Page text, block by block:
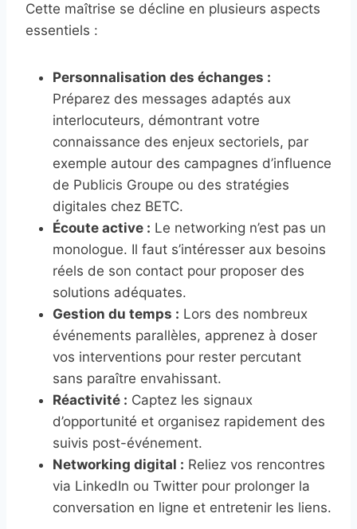
Cette maîtrise se décline en plusieurs aspects
essentiels :
Personnalisation des échanges :
Préparez des messages adaptés aux
interlocuteurs, démontrant votre
connaissance des enjeux sectoriels, par
exemple autour des campagnes d’influence
de Publicis Groupe ou des stratégies
digitales chez BETC.
Écoute active : Le networking n’est pas un
monologue. Il faut s’intéresser aux besoins
réels de son contact pour proposer des
solutions adéquates.
Gestion du temps : Lors des nombreux
événements parallèles, apprenez à doser
vos interventions pour rester percutant
sans paraître envahissant.
Réactivité : Captez les signaux
d’opportunité et organisez rapidement des
suivis post-événement.
Networking digital : Reliez vos rencontres
via LinkedIn ou Twitter pour prolonger la
conversation en ligne et entretenir les liens.